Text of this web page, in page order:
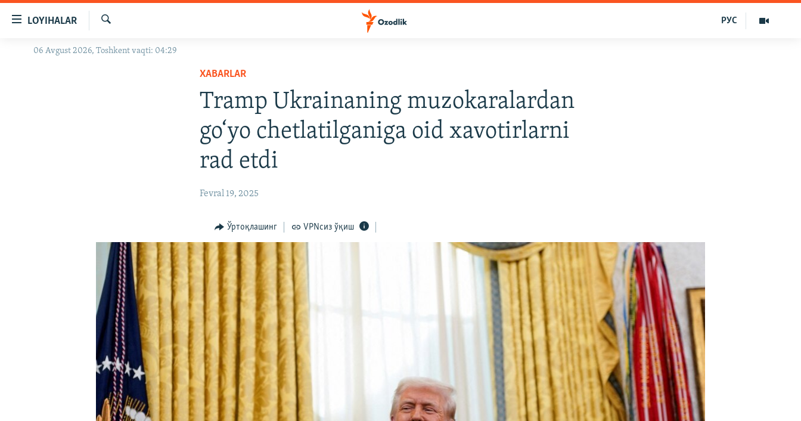
Бош
LOYIHALAR
OZODLIK SURISHTIRUVLARI
Излаш
РУС
06 Avgust 2026, Toshkent vaqti: 04:29
XABARLAR
Tramp Ukrainaning muzokaralardan
go‘yo chetlatilganiga oid xavotirlarni
rad etdi
Fevral 19, 2025
Ўртоқлашинг VPNсиз ўқиш